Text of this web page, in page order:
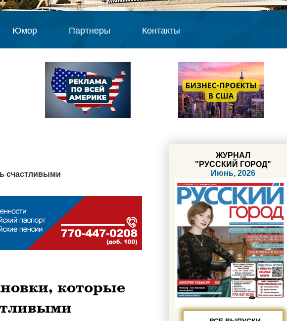
Юмор Партнеры Контакты
счастливыми
которые
ЖУРНАЛ
"РУССКИЙ ГОРОД"
Июнь, 2026